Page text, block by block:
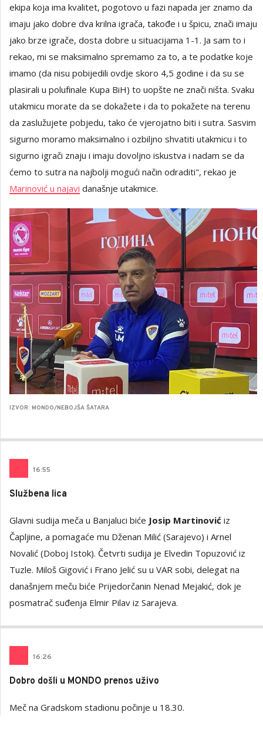
ekipa koja ima kvalitet, pogotovo u fazi napada jer znamo da
imaju jako dobre dva krilna igrača, takođe i u špicu, znači imaju
jako brze igrače, dosta dobre u situacijama 1-1. Ja sam to i
rekao, mi se maksimalno spremamo za to, a te podatke koje
imamo (da nisu pobijedili ovdje skoro 4,5 godine i da su se
plasirali u polufinale Kupa BiH) to uopšte ne znači ništa. Svaku
utakmicu morate da se dokažete i da to pokažete na terenu
da zaslužujete pobjedu, tako će vjerojatno biti i sutra. Sasvim
sigurno moramo maksimalno i ozbiljno shvatiti utakmicu i to
sigurno igrači znaju i imaju dovoljno iskustva i nadam se da
ćemo to sutra na najbolji mogući način odraditi", rekao je
Marinović u najavi današnje utakmice.
IZVOR: MONDO/NEBOJŠA ŠATARA
16:55
Službena lica
Glavni sudija meča u Banjaluci biće Josip Martinović iz
Čapljine, a pomagaće mu Dženan Milić (Sarajevo) i Arnel
Novalić (Doboj Istok). Četvrti sudija je Elvedin Topuzović iz
Tuzle. Miloš Gigović i Frano Jelić su u VAR sobi, delegat na
današnjem meču biće Prijedorčanin Nenad Mejakić, dok je
posmatrač suđenja Elmir Pilav iz Sarajeva.
16:26
Dobro došli u MONDO prenos uživo
Meč na Gradskom stadionu počinje u 18.30.